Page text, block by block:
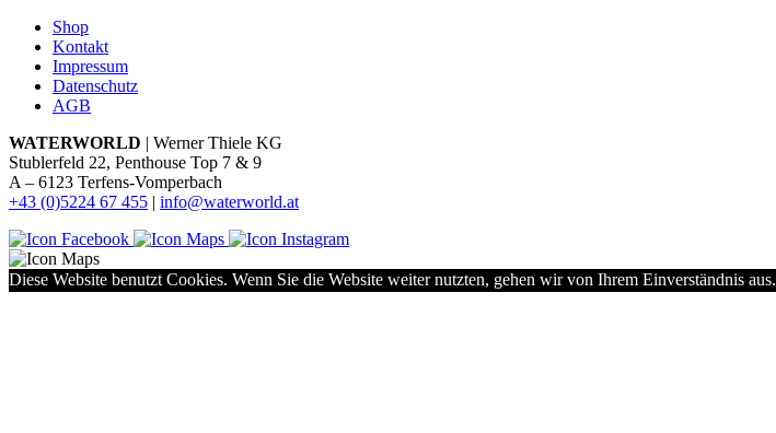
Shop
Kontakt
Impressum
Datenschutz
AGB
WATERWORLD | Werner Thiele KG
Stublerfeld 22, Penthouse Top 7 & 9
A – 6123 Terfens-Vomperbach
+43 (0)5224 67 455 | info@waterworld.at
Diese Website benutzt Cookies. Wenn Sie die Website weiter nutzten, gehen wir von Ihrem Einverständnis aus.